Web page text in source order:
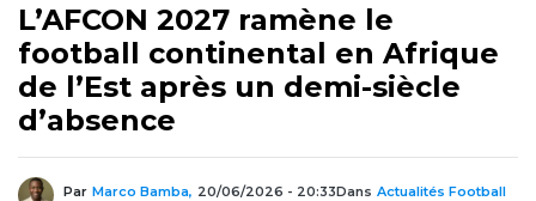
L’AFCON 2027 ramène le
football continental en Afrique
de l’Est après un demi-siècle
d’absence
Par Marco Bamba, 20/06/2026 - 20:33Dans Actualités Football